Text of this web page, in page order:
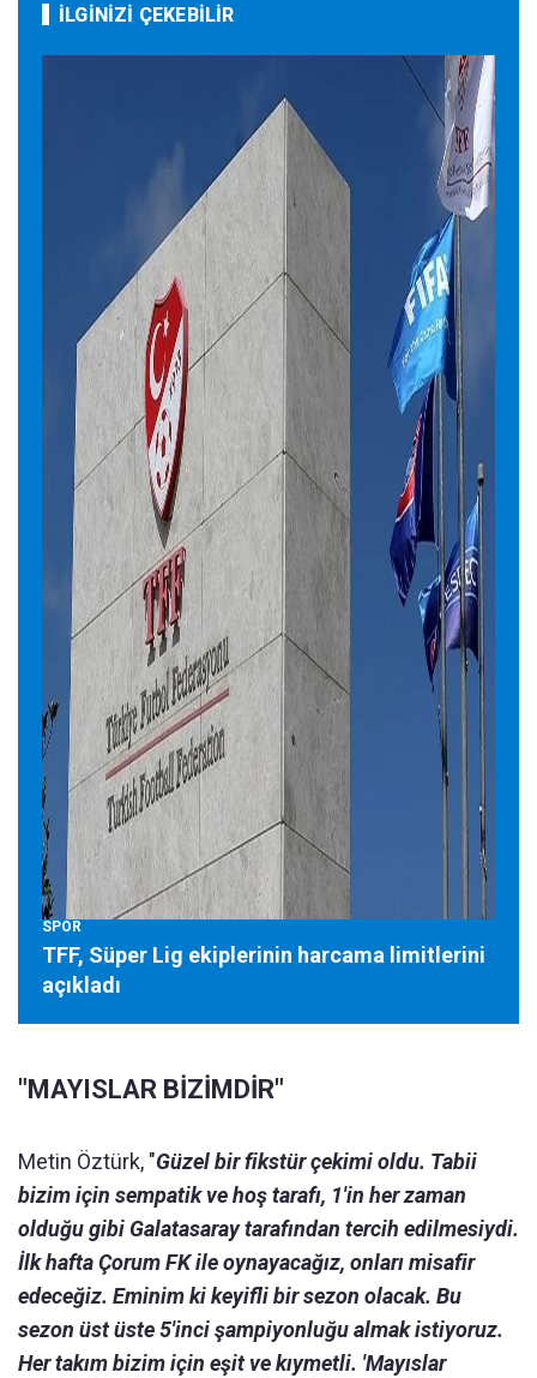
İLGİNİZİ ÇEKEBİLİR
SPOR
TFF, Süper Lig ekiplerinin harcama limitlerini
açıkladı
"MAYISLAR BİZİMDİR"
Metin Öztürk, "Güzel bir fikstür çekimi oldu. Tabii
bizim için sempatik ve hoş tarafı, 1'in her zaman
olduğu gibi Galatasaray tarafından tercih edilmesiydi.
İlk hafta Çorum FK ile oynayacağız, onları misafir
edeceğiz. Eminim ki keyifli bir sezon olacak. Bu
sezon üst üste 5'inci şampiyonluğu almak istiyoruz.
Her takım bizim için eşit ve kıymetli. 'Mayıslar